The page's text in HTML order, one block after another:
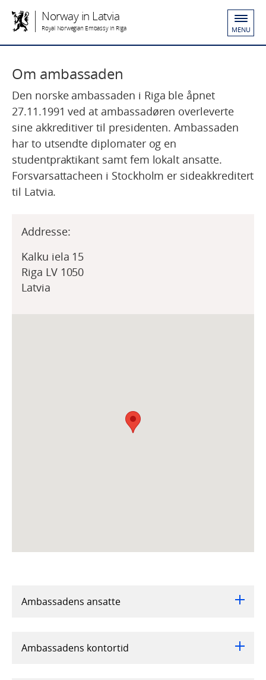
Norway in Latvia
Royal Norwegian Embassy in Riga MENU
Om ambassaden
Den norske ambassaden i Riga ble åpnet
27.11.1991 ved at ambassadøren overleverte
sine akkreditiver til presidenten. Ambassaden
har to utsendte diplomater og en
studentpraktikant samt fem lokalt ansatte.
Forsvarsattacheen i Stockholm er sideakkreditert
til Latvia.
Addresse:
Kalku iela 15
Riga LV 1050
Latvia
Ambassadens ansatte
Ambassadens kontortid